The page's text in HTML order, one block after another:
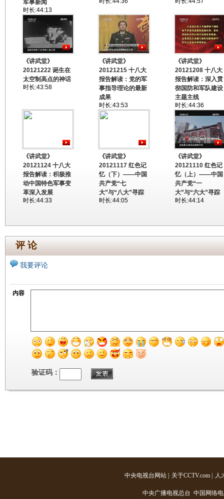
军事新闻
时长:44:13
《讲武堂》
20121222 诞生在
太空制高点的神话
时长:43:58
《讲武堂》
20121215 十八大
报告解读：党的军
事指导理论的最新
成果
时长:43:53
《讲武堂》
20121208 十八大
报告解读：深入贯
彻国防和军队建设
主题主线
时长:44:36
《讲武堂》
20121124 十八大
报告解读：积极推
动中国特色军事变
革深入发展
时长:44:33
《讲武堂》
20121117 红色记
忆（下）——中国
共产党“七
大”与“八大”寻踪
时长:44:05
《讲武堂》
20121110 红色记
忆（上）——中国
共产党“一
大”与“六大”寻踪
时长:44:14
评 论
我要评论
内容
验证码：
中央电视台网站 关于CCTV.com 人
中央广播电视总台 中国网络